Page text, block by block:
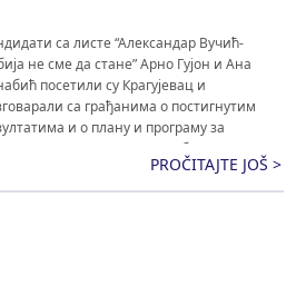
са листе “Александар Вучић-
не сме да стане” Арно Гујон и Ана
посетили су Крагујевац и
са грађанима о постигнутим
и о плану и програму за
период. Учесници су били
у ставу да Србија не сме да
Гујон је подестио још једном на
PROČITAJTE JOŠ >